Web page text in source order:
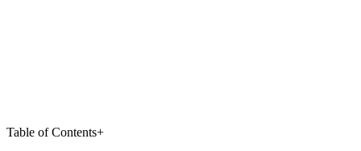
Table of Contents+